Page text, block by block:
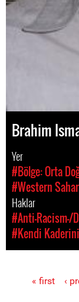
Brahim
Yer
#Bölge: Orta
#Western
Haklar
#Anti-Racism-/
#Kendi
Pages« first ‹